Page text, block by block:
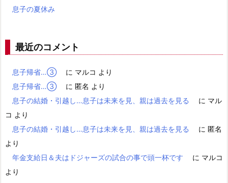
息子の夏休み
最近のコメント
息子帰省…③ に マルコ より
息子帰省…③
に 匿名 より
息子の結婚・引越し…息子は未来を見、親は過去を見る
に マル
コ より
息子の結婚・引越し…息子は未来を見、親は過去を見る
に 匿名
より
年金支給日＆夫はドジャーズの試合の事で頭一杯です
に マルコ
より